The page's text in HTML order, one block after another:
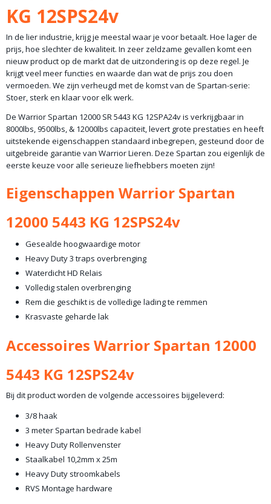
KG 12SPS24v
In de lier industrie, krijg je meestal waar je voor betaalt. Hoe lager de
prijs, hoe slechter de kwaliteit. In zeer zeldzame gevallen komt een
nieuw product op de markt dat de uitzondering is op deze regel. Je
krijgt veel meer functies en waarde dan wat de prijs zou doen
vermoeden. We zijn verheugd met de komst van de Spartan-serie:
Stoer, sterk en klaar voor elk werk.
De Warrior Spartan 12000 SR 5443 KG 12SPA24v is verkrijgbaar in
8000lbs, 9500lbs, & 12000lbs capaciteit, levert grote prestaties en heeft
uitstekende eigenschappen standaard inbegrepen, gesteund door de
uitgebreide garantie van Warrior Lieren. Deze Spartan zou eigenlijk de
eerste keuze voor alle serieuze liefhebbers moeten zijn!
Eigenschappen Warrior Spartan
12000 5443 KG 12SPS24v
Gesealde hoogwaardige motor
Heavy Duty 3 traps overbrenging
Waterdicht HD Relais
Volledig stalen overbrenging
Rem die geschikt is de volledige lading te remmen
Krasvaste geharde lak
Accessoires Warrior Spartan 12000
5443 KG 12SPS24v
Bij dit product worden de volgende accessoires bijgeleverd:
3/8 haak
3 meter Spartan bedrade kabel
Heavy Duty Rollenvenster
Staalkabel 10,2mm x 25m
Heavy Duty stroomkabels
RVS Montage hardware